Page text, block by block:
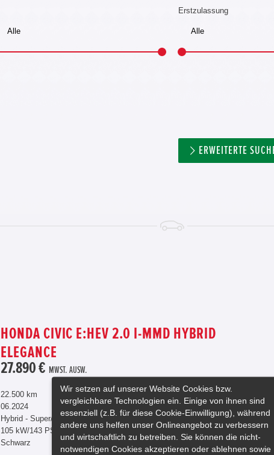
Erstzulassung
ERWEITERTE
HONDA CIVIC E:HEV 2.0 I-MMD HYBRID
ELEGANCE
27.890 € MWST. AUSW.
22.500 km
06.2024
Hybrid - Super/Elektro
105 kW/143 PS
Schwarz
Automatik
Vorführfahrzeug
5 Türen
Navigationssystem
Wir setzen auf unserer Website Cookies bzw.
vergleichbare Technologien ein. Einige von ihnen sind
essenziell (z.B. für diese Cookie-Einwilligung), während
andere uns helfen unser Onlineangebot zu verbessern
und wirtschaftlich zu betreiben. Sie können die nicht-
notwendigen Cookies akzeptieren oder ablehnen sowie